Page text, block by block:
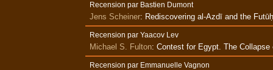
Recension par Bastien Dumont
Jens Scheiner: Rediscovering al‑Azdī and the
Recension par Yaacov Lev
Michael S. Fulton: Contest for Egypt. The
Recension par Emmanuelle Vagnon